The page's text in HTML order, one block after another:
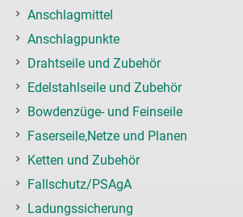
Anschlagmittel
Anschlagpunkte
Drahtseile und Zubehör
Edelstahlseile und Zubehör
Bowdenzüge- und Feinseile
Faserseile,Netze und Planen
Ketten und Zubehör
Fallschutz/PSAgA
Ladungssicherung